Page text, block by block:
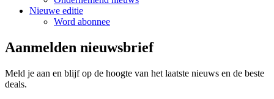
Nieuwe editie
Word abonnee
Aanmelden nieuwsbrief
Meld je aan en blijf op de hoogte van het laatste nieuws en de beste
deals.